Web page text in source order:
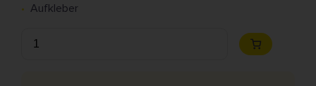
Aufkleber
Anzahl
Zum